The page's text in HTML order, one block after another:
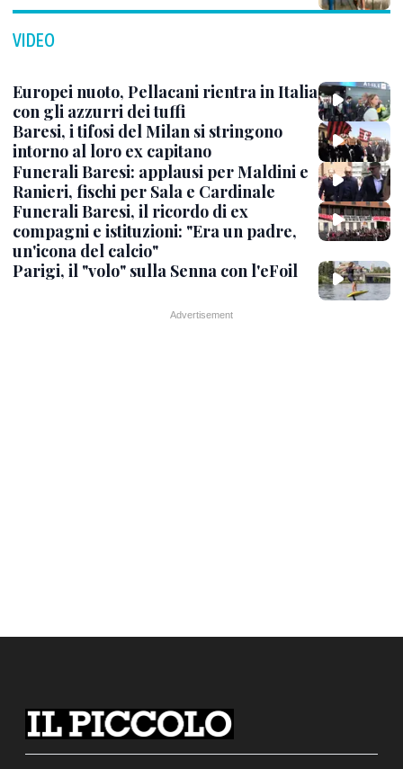
VIDEO
Europei nuoto, Pellacani rientra in Italia
con gli azzurri dei tuffi
Baresi, i tifosi del Milan si stringono
intorno al loro ex capitano
Funerali Baresi: applausi per Maldini e
Ranieri, fischi per Sala e Cardinale
Funerali Baresi, il ricordo di ex
compagni e istituzioni: "Era un padre,
un'icona del calcio"
Parigi, il "volo" sulla Senna con l'eFoil